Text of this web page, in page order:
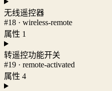
无线遥控器
#18 · wireless-remote
属性 1
转遥控功能开关
#19 · remote-activated
属性 4